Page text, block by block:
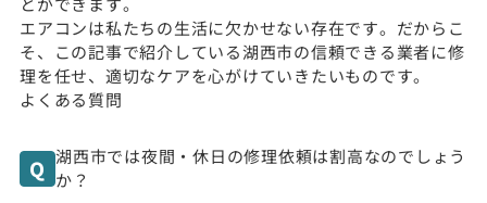
エアコンは私たちの生活に欠かせない存在です。だからこ
そ、この記事で紹介している湖西市の信頼できる業者に修
理を任せ、適切なケアを心がけていきたいものです。
よくある質問
湖西市では夜間・休日の修理依頼は割高なのでしょう
か？